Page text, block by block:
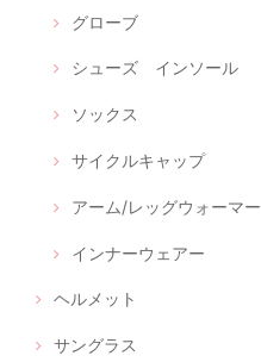
グローブ
シューズ インソール
ソックス
サイクルキャップ
アーム/レッグウォーマー
インナーウェアー
ヘルメット
サングラス